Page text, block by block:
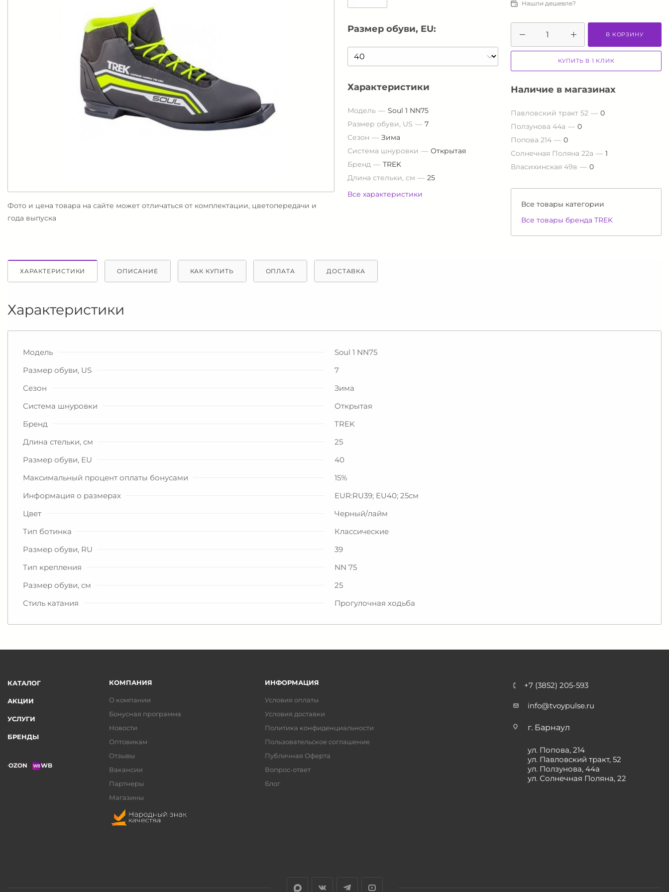
Фото и цена товара на сайте может отличаться от комплектации, цветопередачи и
года выпуска
Размер обуви, EU:
Характеристики
Модель
Soul 1 NN75
Размер обуви, US
7
Сезон
Зима
Система шнуровки
Открытая
Бренд
TREK
Длина стельки, см
25
Все характеристики
Нашли дешевле?
В КОРЗИНУ
КУПИТЬ В 1 КЛИК
Наличие в магазинах
Павловский тракт 52
0
Ползунова 44а
0
Попова 214
0
Солнечная Поляна 22а
1
Власихинская 49в
0
Все товары категории
Все товары бренда TREK
ХАРАКТЕРИСТИКИ ОПИСАНИЕ КАК КУПИТЬ ОПЛАТА ДОСТАВКА
Характеристики
Модель
Soul 1 NN75
Размер обуви, US
7
Сезон
Зима
Система шнуровки
Открытая
Бренд
TREK
Длина стельки, см
25
Размер обуви, EU
40
Максимальный процент оплаты бонусами
15%
Информация о размерах
EUR:RU39; EU40; 25см
Цвет
Черный/лайм
Тип ботинка
Классические
Размер обуви, RU
39
Тип крепления
NN 75
Размер обуви, см
25
Стиль катания
Прогулочная ходьба
КАТАЛОГ
АКЦИИ
УСЛУГИ
БРЕНДЫ
OZON WB
КОМПАНИЯ
О компании
Бонусная программа
Новости
Оптовикам
Отзывы
Вакансии
Партнеры
Магазины
ИНФОРМАЦИЯ
Условия оплаты
Условия доставки
Политика конфиденциальности
Пользовательское соглашение
Публичная Оферта
Вопрос-ответ
Блог
+7 (3852) 205-593
info@tvoypulse.ru
г. Барнаул
ул. Попова, 214
ул. Павловский тракт, 52
ул. Ползунова, 44а
ул. Солнечная Поляна, 22